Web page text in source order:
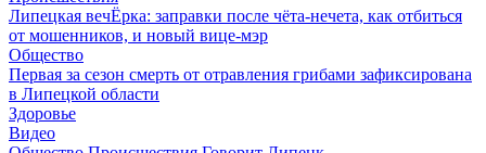
Липецкая вечЁрка: заправки после чёта-нечета, как отбиться
от мошенников, и новый вице-мэр
Общество
Первая за сезон смерть от отравления грибами зафиксирована
в Липецкой области
Здоровье
Видео